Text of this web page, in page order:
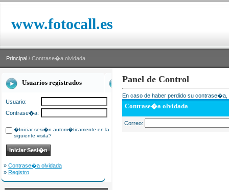
www.fotocall.es
Principal / Contrase�a olvidada
Usuarios registrados
Usuario:
Contrase�a:
�Iniciar sesi�n autom�ticamente en la
siguiente visita?
» Contrase�a olvidada
» Registro
Panel de Control
En caso de haber perdido su
Contrase�a olvidada
Correo: